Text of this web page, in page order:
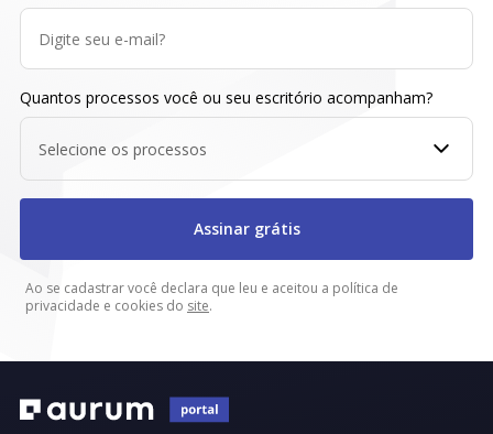
Quantos processos você ou seu escritório acompanham?
Selecione os processos
Assinar grátis
Ao se cadastrar você declara que leu e aceitou a política de
privacidade e cookies do site.